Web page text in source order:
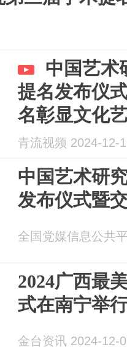
中国艺术
提名发布仪
名彰显文化
青流视频 2024-12-
中国艺术研
发布仪式暨
全国党媒信息公共
2024广西最
式在南宁举
金台资讯 2024-12-